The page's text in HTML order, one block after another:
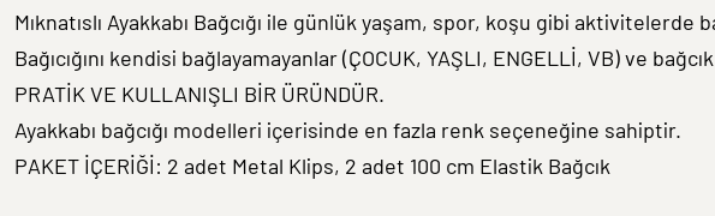
Mıknatıslı Ayakkabı Bağcığı ile günlük yaşam, spor, koşu gibi aktivitelerde
Bağıcığını kendisi bağlayamayanlar (ÇOCUK, YAŞLI, ENGELLİ, VB) ve
PRATİK VE KULLANIŞLI BİR ÜRÜNDÜR.
Ayakkabı bağcığı modelleri içerisinde en fazla renk seçeneğine sahiptir.
PAKET İÇERİĞİ: 2 adet Metal Klips, 2 adet 100 cm Elastik Bağcık